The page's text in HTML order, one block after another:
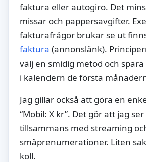
faktura eller autogiro. Det
missar och pappersavgifter.
fakturafrågor brukar se ut
faktura (annonslänk).
välj en smidig metod och
i kalendern de första
Jag gillar också att göra en
“Mobil: X kr”. Det gör att jag
tillsammans med streaming
småprenumerationer. Liten
koll.